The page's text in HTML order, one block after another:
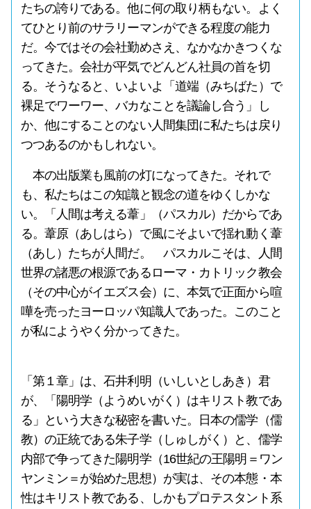
たちの誇りである。他に何の取り柄もない。よく
てひとり前のサラリーマンができる程度の能力
だ。今ではその会社勤めさえ、なかなかきつくな
ってきた。会社が平気でどんどん社員の首を切
る。そうなると、いよいよ「道端（みちばた）で
裸足でワーワー、バカなことを議論し合う」し
か、他にすることのない人間集団に私たちは戻り
つつあるのかもしれない。
本の出版業も風前の灯になってきた。それで
も、私たちはこの知識と観念の道をゆくしかな
い。「人間は考える葦」（パスカル）だからであ
る。葦原（あしはら）で風にそよいで揺れ動く葦
（あし）たちが人間だ。 パスカルこそは、人間
世界の諸悪の根源であるローマ・カトリック教会
（その中心がイエズス会）に、本気で正面から喧
嘩を売ったヨーロッパ知識人であった。このこと
が私にようやく分かってきた。
「第１章」は、石井利明（いしいとしあき）君
が、「陽明学（ようめいがく）はキリスト教であ
る」という大きな秘密を書いた。日本の儒学（儒
教）の正統である朱子学（しゅしがく）と、儒学
内部で争ってきた陽明学（16世紀の王陽明＝ワン
ヤンミン＝が始めた思想）が実は、その本態・本
性はキリスト教である、しかもプロテスタント系